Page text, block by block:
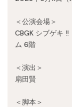
＜公演会場＞
CBGK シブゲキ
ム 6階
＜演出＞
扇田賢
＜脚本＞